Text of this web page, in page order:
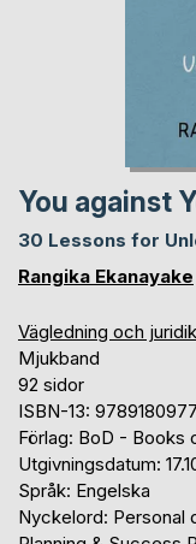
You against
30 Lessons for
Rangika Ekanayake
Vägledning och juridik
Mjukband
92 sidor
ISBN-13:
Förlag: BoD - Books
Utgivningsdatum:
Språk: Engelska
Nyckelord: Personal